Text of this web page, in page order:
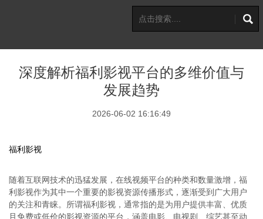
深度解析福利影视平台的多维价值与
发展趋势
2026-06-02 16:16:49
福利影视
随着互联网技术的迅猛发展，在线视频平台的种类和数量激增，福
利影视作为其中一个重要的影视资源传播形式，逐渐受到广大用户
的关注和青睐。所谓福利影视，通常指的是为用户提供丰富、优质
且免费或低价的影视资源的平台，涵盖电影、电视剧、综艺甚至动